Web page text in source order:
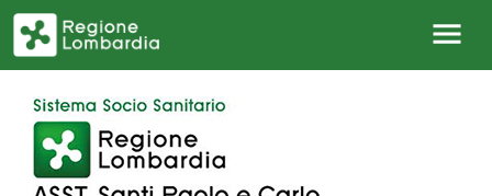
Salta al contenuto principale